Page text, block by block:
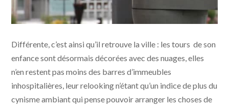
Différente, c’est ainsi qu’il retrouve la ville : les tours de son
enfance sont désormais décorées avec des nuages, elles
n’en restent pas moins des barres d’immeubles
inhospitalières, leur relooking n’étant qu’un indice de plus du
cynisme ambiant qui pense pouvoir arranger les choses de